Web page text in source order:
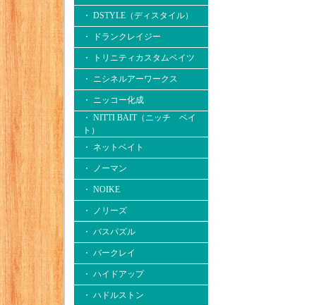
・ DSTYLE（ディスタイル）
・ ドランクレイジー
・ トリニティカスタムベイツ
・ ニシネルアーワークス
・ ニッコー化成
・ NITTI BAIT（ニッチ ベイ
ト）
・ ネットベイト
・ ノーマン
・ NOIKE
・ ノリーズ
・ バスパズル
・ バークレイ
・ ハイドアップ
・ ハドルストン